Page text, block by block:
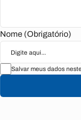
Nome (Obrigatório)
Salvar meus dados